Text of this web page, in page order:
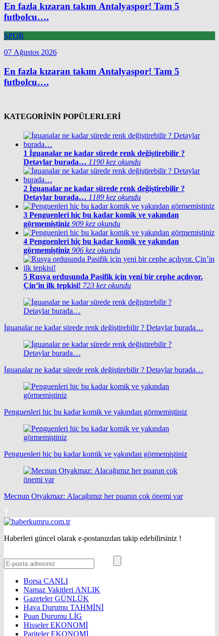
En fazla kızaran takım Antalyaspor! Tam 5
futbolcu….
SPOR
07 Ağustos 2026
En fazla kızaran takım Antalyaspor! Tam 5
futbolcu….
KATEGORİNİN POPÜLERLERİ
1 İguanalar ne kadar sürede renk değiştirebilir ?
Detaylar burada… 1190 kez okundu
2 İguanalar ne kadar sürede renk değiştirebilir ?
Detaylar burada… 1189 kez okundu
3 Penguenleri hiç bu kadar komik ve yakından
görmemiştiniz 909 kez okundu
4 Penguenleri hiç bu kadar komik ve yakından
görmemiştiniz 906 kez okundu
5 Rusya ordusunda Pasifik için yeni bir cephe açılıyor.
Çin’in ilk tepkisi! 723 kez okundu
İguanalar ne kadar sürede renk değiştirebilir ? Detaylar burada…
İguanalar ne kadar sürede renk değiştirebilir ? Detaylar burada…
Penguenleri hiç bu kadar komik ve yakından görmemiştiniz
Penguenleri hiç bu kadar komik ve yakından görmemiştiniz
Mecnun Otyakmaz: Alacağımız her puanın çok önemi var
Haberleri güncel olarak e-postanızdan takip edebilirsiniz !
Borsa CANLI
Namaz Vakitleri ANLIK
GazetelerGÜNLÜK
Hava Durumu TAHMİNİ
Puan Durumu LİG
HisselerEKONOMİ
ParitelerEKONOMİ